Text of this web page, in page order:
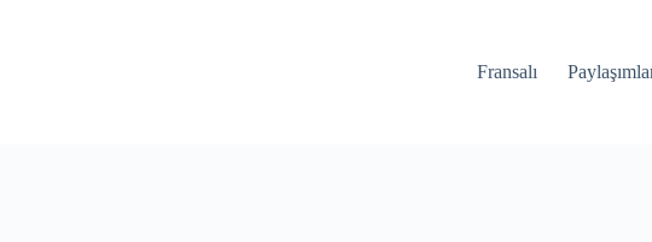
Fransalı